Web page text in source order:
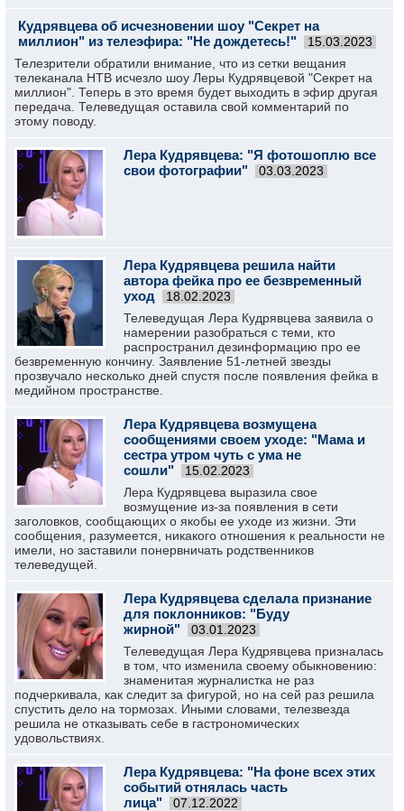
Кудрявцева об исчезновении шоу "Секрет на
миллион" из телеэфира: "Не дождетесь!"
15.03.2023
Телезрители обратили внимание, что из сетки вещания
телеканала НТВ исчезло шоу Леры Кудрявцевой "Секрет на
миллион". Теперь в это время будет выходить в эфир другая
передача. Телеведущая оставила свой комментарий по
этому поводу.
Лера Кудрявцева: "Я фотошоплю все
свои фотографии"
03.03.2023
Лера Кудрявцева решила найти
автора фейка про ее безвременный
уход
18.02.2023
Телеведущая Лера Кудрявцева заявила о
намерении разобраться с теми, кто
распространил дезинформацию про ее
безвременную кончину. Заявление 51-летней звезды
прозвучало несколько дней спустя после появления фейка в
медийном пространстве.
Лера Кудрявцева возмущена
сообщениями своем уходе: "Мама и
сестра утром чуть с ума не
сошли"
15.02.2023
Лера Кудрявцева выразила свое
возмущение из-за появления в сети
заголовков, сообщающих о якобы ее уходе из жизни. Эти
сообщения, разумеется, никакого отношения к реальности не
имели, но заставили понервничать родственников
телеведущей.
Лера Кудрявцева сделала признание
для поклонников: "Буду
жирной"
03.01.2023
Телеведущая Лера Кудрявцева призналась
в том, что изменила своему обыкновению:
знаменитая журналистка не раз
подчеркивала, как следит за фигурой, но на сей раз решила
спустить дело на тормозах. Иными словами, телезвезда
решила не отказывать себе в гастрономических
удовольствиях.
Лера Кудрявцева: "На фоне всех этих
событий отнялась часть
лица"
07.12.2022